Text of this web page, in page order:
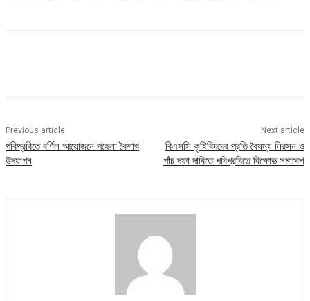
Previous article
পবিপ্রবিতে বর্ণিল আয়োজনে পহেলা বৈশাখ
উদযাপন
Next article
বিএসসি কৃষিবিদদের প্রতি বৈষম্য নিরসন ও
পাঁচ দফা দাবিতে পবিপ্রবিতে বিক্ষোভ সমাবেশ